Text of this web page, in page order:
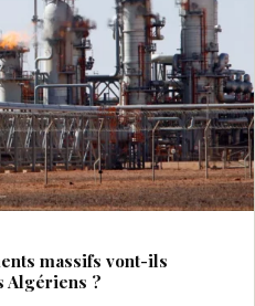
massifs vont-ils
Algériens ?